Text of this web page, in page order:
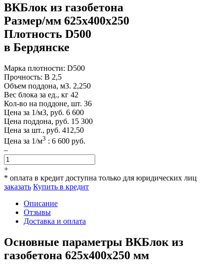
ВКБлок из газобетона
Размер/мм 625x400x250
Плотность D500
в Бердянске
Марка плотности: D500
Прочность: B 2,5
Объем поддона, м3. 2,250
Вес блока за ед., кг 42
Кол-во на поддоне, шт. 36
Цена за 1/м3, руб. 6 600
Цена поддона, руб. 15 300
Цена за шт., руб. 412,50
Цена за 1/м3 : 6 600 руб.
–
+
* оплата в кредит доступна только для юридических лиц
заказать Купить в кредит
Описание
Отзывы
Доставка и оплата
Основные параметры ВКБлок из
газобетона 625x400x250 мм